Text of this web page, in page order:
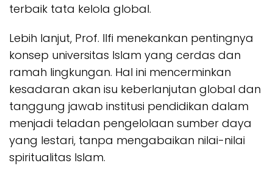
terbaik tata kelola global.
Lebih lanjut, Prof. Ilfi menekankan pentingnya
konsep universitas Islam yang cerdas dan
ramah lingkungan. Hal ini mencerminkan
kesadaran akan isu keberlanjutan global dan
tanggung jawab institusi pendidikan dalam
menjadi teladan pengelolaan sumber daya
yang lestari, tanpa mengabaikan nilai-nilai
spiritualitas Islam.